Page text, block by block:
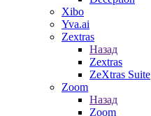
Xibo
Yva.ai
Zextras
Назад
Zextras
ZeXtras Suite
Zoom
Назад
Zoom